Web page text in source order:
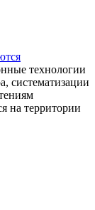
технологии
систематизации
на территории